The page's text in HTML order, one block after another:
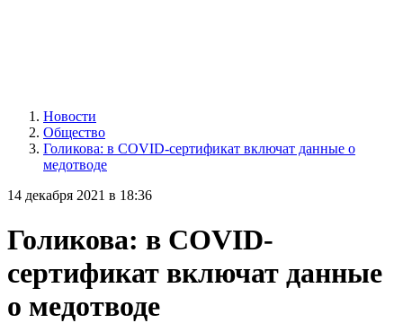
Новости
Общество
Голикова: в COVID-сертификат включат данные о
медотводе
14 декабря 2021 в 18:36
Голикова: в COVID-
сертификат включат данные
о медотводе